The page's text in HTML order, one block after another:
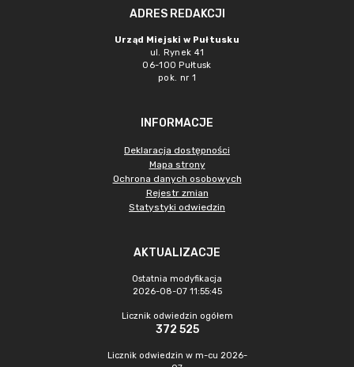
ADRES REDAKCJI
Urząd Miejski w Pułtusku
ul. Rynek 41
06-100 Pułtusk
pok. nr 1
INFORMACJE
Deklaracja dostępności
Mapa strony
Ochrona danych osobowych
Rejestr zmian
Statystyki odwiedzin
AKTUALIZACJE
Ostatnia modyfikacja
2026-08-07 11:55:45
Licznik odwiedzin ogółem
372 525
Licznik odwiedzin w m-cu 2026-